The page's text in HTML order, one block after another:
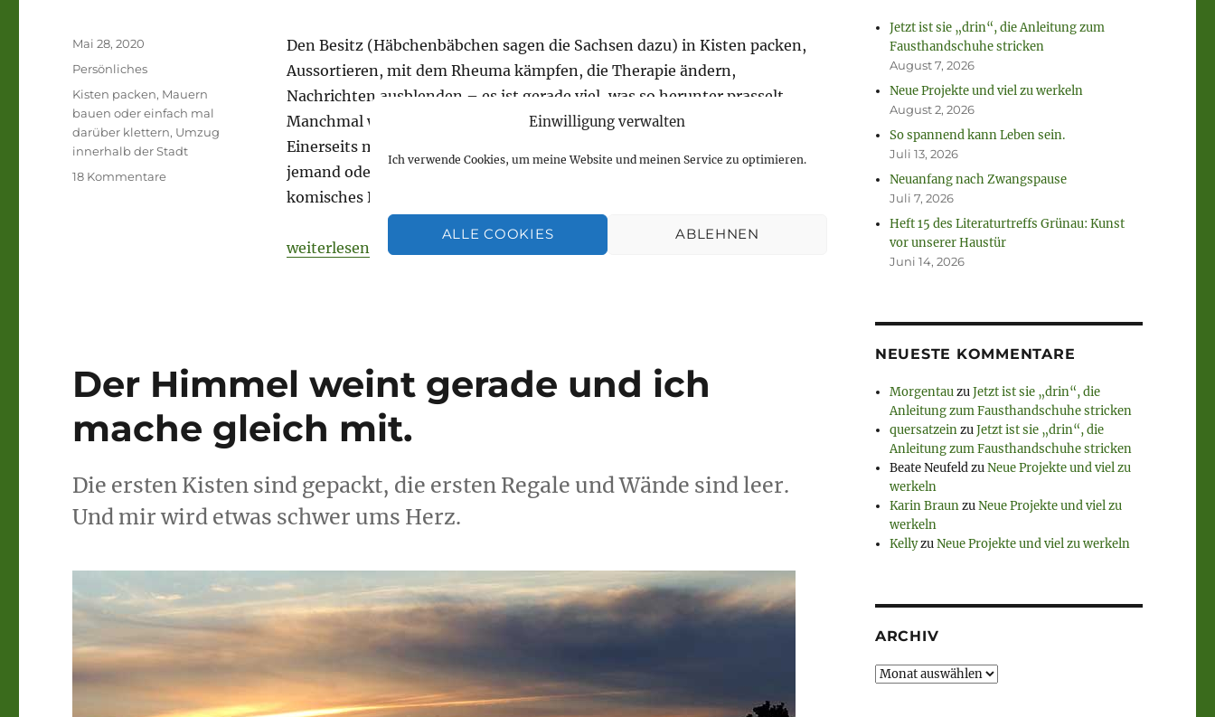
Einwilligung verwalten
Ich verwende Cookies, um meine Website und meinen Service zu optimieren.
ALLE COOKIES ABLEHNEN
Den Besitz (Häbchenbäbchen sagen die Sachsen dazu) in Kisten packen,
Aussortieren, mit dem Rheuma kämpfen, die Therapie ändern,
Nachrichten ausblenden – es ist gerade viel, was so herunter prasselt.
Manchmal weiß ich nicht, wie ich mit allem auf eimal umgehen soll.
Einerseits möchte ich Mauern bauen und andererseits möchte ich, dass
jemand oder etwas die Mauer wieder einreißt und mich hervor zerrt. Ein
komisches Ding ist das.
„Mauern bauen oder lieber mal darüber weg klettern.“
weiterlesen
Veröffentlicht
am
Mai 28, 2020
Kategorien
Persönliches
Schlagwörter
Kisten packen, Mauern
bauen oder einfach mal
darüber klettern, Umzug
innerhalb der Stadt
18 Kommentarezu
Der Himmel weint gerade und ich
mache gleich mit.
Die ersten Kisten sind gepackt, die ersten Regale und Wände sind leer.
Und mir wird etwas schwer ums Herz.
Jetzt ist sie „drin“, die Anleitung zum
Fausthandschuhe stricken
August 7, 2026
Neue Projekte und viel zu werkeln
August 2, 2026
So spannend kann Leben sein.
Juli 13, 2026
Neuanfang nach Zwangspause
Juli 7, 2026
Heft 15 des Literaturtreffs Grünau: Kunst
vor unserer Haustür
Juni 14, 2026
NEUESTE KOMMENTARE
MorgentauzuJetzt ist sie „drin“, die
Anleitung zum Fausthandschuhe stricken
quersatzeinzuJetzt ist sie „drin“, die
Anleitung zum Fausthandschuhe stricken
Beate NeufeldzuNeue Projekte und viel zu
werkeln
Karin BraunzuNeue Projekte und viel zu
werkeln
KellyzuNeue Projekte und viel zu werkeln
ARCHIV
Archiv